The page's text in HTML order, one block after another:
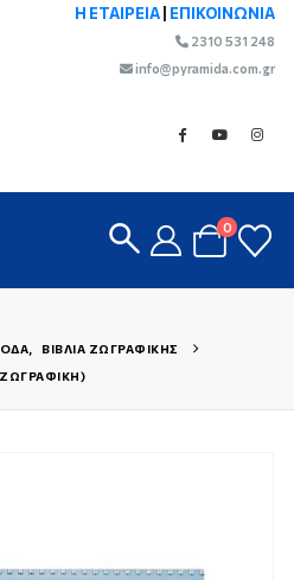
Η ΕΤΑΙΡΕΙΑ ΕΠΙΚΟΙΝΩΝΙΑ
2310 531 248
info@pyramida.com.gr
0
,
ΒΙΒΛΊΑ ΖΩΓΡΑΦΙΚΉΣ
ΖΩΓΡΑΦΙΚΉ)